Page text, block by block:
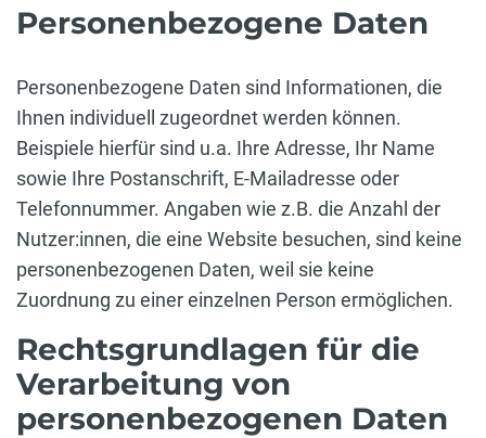
Personenbezogene Daten
Personenbezogene Daten sind Informationen, die
Ihnen individuell zugeordnet werden können.
Beispiele hierfür sind u.a. Ihre Adresse, Ihr Name
sowie Ihre Postanschrift, E-Mailadresse oder
Telefonnummer. Angaben wie z.B. die Anzahl der
Nutzer:innen, die eine Website besuchen, sind keine
personenbezogenen Daten, weil sie keine
Zuordnung zu einer einzelnen Person ermöglichen.
Rechtsgrundlagen für die
Verarbeitung von
personenbezogenen Daten